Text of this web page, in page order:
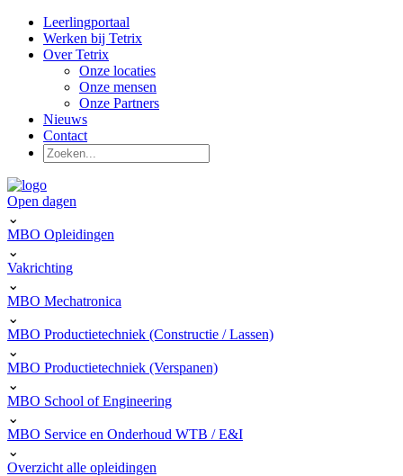
Leerlingportaal
Werken bij Tetrix
Over Tetrix
Onze locaties
Onze mensen
Onze Partners
Nieuws
Contact
Open dagen
⌄
MBO Opleidingen
⌄
Vakrichting
⌄
MBO Mechatronica
⌄
MBO Productietechniek (Constructie / Lassen)
⌄
MBO Productietechniek (Verspanen)
⌄
MBO School of Engineering
⌄
MBO Service en Onderhoud WTB / E&I
⌄
Overzicht alle opleidingen